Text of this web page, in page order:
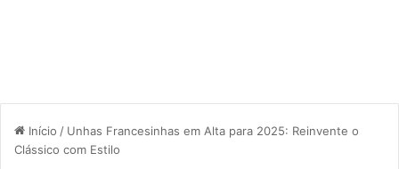
Início / Unhas Francesinhas em Alta para 2025: Reinvente o
Clássico com Estilo